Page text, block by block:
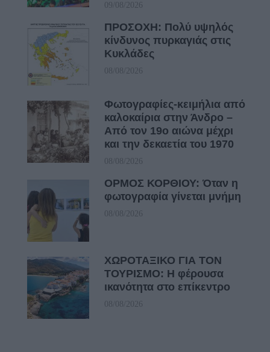
09/08/2026
ΠΡΟΣΟΧΗ: Πολύ υψηλός
κίνδυνος πυρκαγιάς στις
Κυκλάδες
08/08/2026
Φωτογραφίες-κειμήλια από
καλοκαίρια στην Άνδρο –
Από τον 19ο αιώνα μέχρι
και την δεκαετία του 1970
08/08/2026
ΟΡΜΟΣ ΚΟΡΘΙΟΥ: Όταν η
φωτογραφία γίνεται μνήμη
08/08/2026
ΧΩΡΟΤΑΞΙΚΟ ΓΙΑ ΤΟΝ
ΤΟΥΡΙΣΜΟ: Η φέρουσα
ικανότητα στο επίκεντρο
08/08/2026